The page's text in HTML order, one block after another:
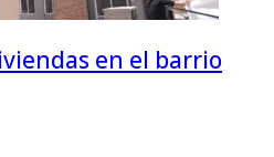
en el barrio